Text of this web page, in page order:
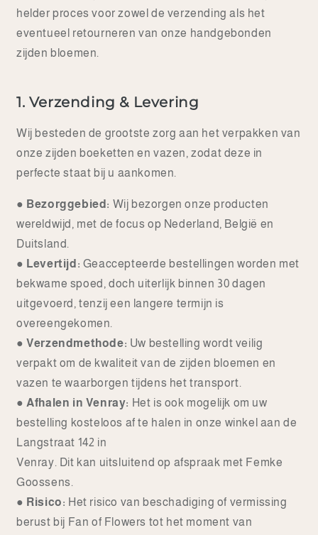
helder proces voor zowel de verzending als het
eventueel retourneren van onze handgebonden
zijden bloemen.
1. Verzending & Levering
Wij besteden de grootste zorg aan het verpakken van
onze zijden boeketten en vazen, zodat deze in
perfecte staat bij u aankomen.
● Bezorggebied: Wij bezorgen onze producten
wereldwijd, met de focus op Nederland, België en
Duitsland.
● Levertijd: Geaccepteerde bestellingen worden met
bekwame spoed, doch uiterlijk binnen 30 dagen
uitgevoerd, tenzij een langere termijn is
overeengekomen.
● Verzendmethode: Uw bestelling wordt veilig
verpakt om de kwaliteit van de zijden bloemen en
vazen te waarborgen tijdens het transport.
● Afhalen in Venray: Het is ook mogelijk om uw
bestelling kosteloos af te halen in onze winkel aan de
Langstraat 142 in
Venray. Dit kan uitsluitend op afspraak met Femke
Goossens.
● Risico: Het risico van beschadiging of vermissing
berust bij Fan of Flowers tot het moment van